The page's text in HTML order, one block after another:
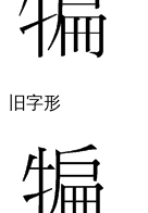
旧字形